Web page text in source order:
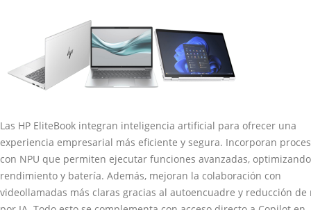
Las HP EliteBook integran inteligencia artificial para ofrecer una
experiencia empresarial más eficiente y segura. Incorporan
con NPU que permiten ejecutar funciones avanzadas, optimizando
rendimiento y batería. Además, mejoran la colaboración con
videollamadas más claras gracias al autoencuadre y reducción de